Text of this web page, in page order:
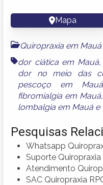
Mapa
Quiropraxia em Mauá
dor ciática em Mauá,
dor no meio das
pescoço em Mauá
fibromialgia em Mauá,
lombalgia em Mauá e
Pesquisas
Whatsapp
Suporte
Atendimento
SAC Quiropraxia